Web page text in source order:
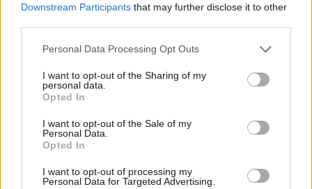
Downstream Participants that may further disclose it to other
Personal Data Processing Opt Outs
I want to opt-out of the Sharing of my
personal data.
Opted In
I want to opt-out of the Sale of my
Personal Data.
Opted In
I want to opt-out of processing my
Personal Data for Targeted Advertising.
Esim for Global
Esim for USA|Esim for Italy| Esim for Spain|Esim